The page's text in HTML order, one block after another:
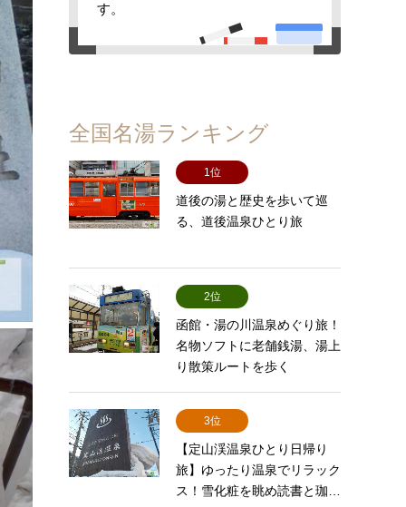
す。
全国名湯ランキング
1位
道後の湯と歴史を歩いて巡
る、道後温泉ひとり旅
2位
函館・湯の川温泉めぐり旅！
名物ソフトに老舗銭湯、湯上
り散策ルートを歩く
3位
【定山渓温泉ひとり日帰り
旅】ゆったり温泉でリラック
ス！雪化粧を眺め読書と珈…